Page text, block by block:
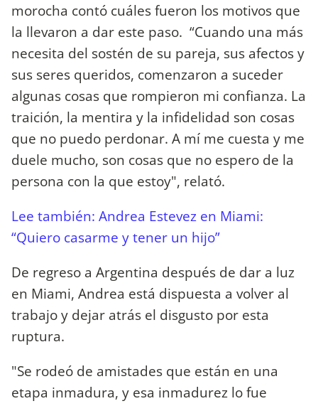
morocha contó cuáles fueron los motivos que
la llevaron a dar este paso. “Cuando una más
necesita del sostén de su pareja, sus afectos y
sus seres queridos, comenzaron a suceder
algunas cosas que rompieron mi confianza. La
traición, la mentira y la infidelidad son cosas
que no puedo perdonar. A mí me cuesta y me
duele mucho, son cosas que no espero de la
persona con la que estoy", relató.
Lee también: Andrea Estevez en Miami:
“Quiero casarme y tener un hijo”
De regreso a Argentina después de dar a luz
en Miami, Andrea está dispuesta a volver al
trabajo y dejar atrás el disgusto por esta
ruptura.
"Se rodeó de amistades que están en una
etapa inmadura, y esa inmadurez lo fue